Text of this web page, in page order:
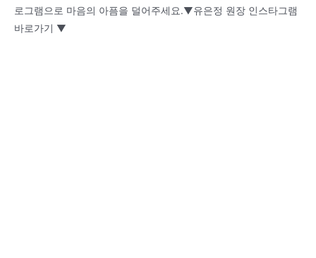
로그램으로 마음의 아픔을 덜어주세요.▼유은정 원장 인스타그램
바로가기 ▼